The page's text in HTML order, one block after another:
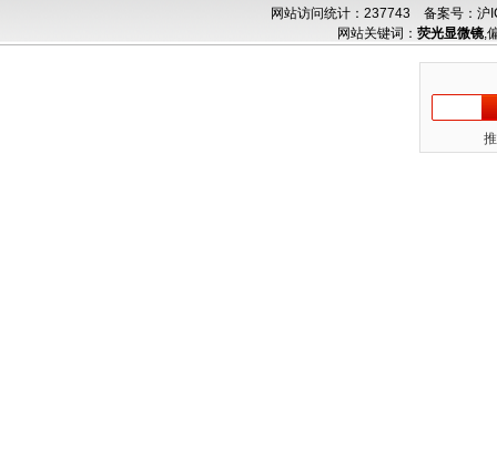
网站访问统计：237743 备案号：沪
网站关键词： 荧光显微镜,